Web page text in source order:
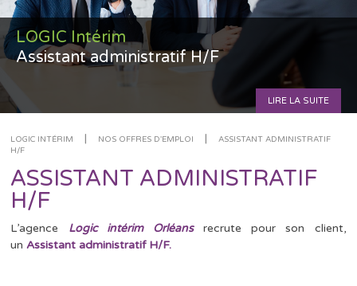
LOGIC Intérim
Assistant administratif H/F
LIRE LA SUITE
LOGIC INTÉRIM | NOS OFFRES D'EMPLOI |
ASSISTANT ADMINISTRATIF
H/F
ASSISTANT ADMINISTRATIF
H/F
L’agence Logic intérim Orléansrecrute pour son client,
unAssistant administratif H/F.